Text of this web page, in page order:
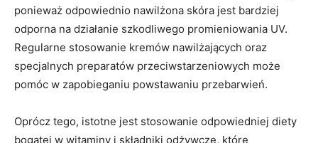
ponieważ odpowiednio nawilżona skóra jest bardziej
odporna na działanie szkodliwego promieniowania UV.
Regularne stosowanie kremów nawilżających oraz
specjalnych preparatów przeciwstarzeniowych może
pomóc w zapobieganiu powstawaniu przebarwień.
Oprócz tego, istotne jest stosowanie odpowiedniej diety
bogatej w witaminy i składniki odżywcze, które